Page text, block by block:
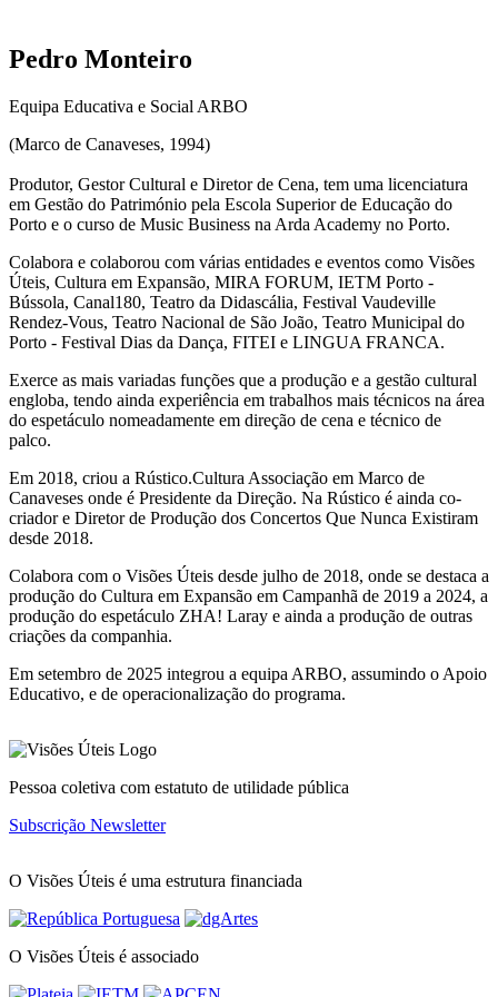
Pedro Monteiro
Equipa Educativa e Social ARBO
(Marco de Canaveses, 1994)
Produtor, Gestor Cultural e Diretor de Cena, tem uma licenciatura
em Gestão do Património pela Escola Superior de Educação do
Porto e o curso de Music Business na Arda Academy no Porto.
Colabora e colaborou com várias entidades e eventos como Visões
Úteis, Cultura em Expansão, MIRA FORUM, IETM Porto -
Bússola, Canal180, Teatro da Didascália, Festival Vaudeville
Rendez-Vous, Teatro Nacional de São João, Teatro Municipal do
Porto - Festival Dias da Dança, FITEI e LINGUA FRANCA.
Exerce as mais variadas funções que a produção e a gestão cultural
engloba, tendo ainda experiência em trabalhos mais técnicos na área
do espetáculo nomeadamente em direção de cena e técnico de
palco.
Em 2018, criou a Rústico.Cultura Associação em Marco de
Canaveses onde é Presidente da Direção. Na Rústico é ainda co-
criador e Diretor de Produção dos Concertos Que Nunca Existiram
desde 2018.
Colabora com o Visões Úteis desde julho de 2018, onde se destaca a
produção do Cultura em Expansão em Campanhã de 2019 a 2024, a
produção do espetáculo ZHA! Laray e ainda a produção de outras
criações da companhia.
Em setembro de 2025 integrou a equipa ARBO, assumindo o Apoio
Educativo, e de operacionalização do programa.
Pessoa coletiva com estatuto de utilidade pública
Subscrição Newsletter
O Visões Úteis é uma estrutura financiada
O Visões Úteis é associado